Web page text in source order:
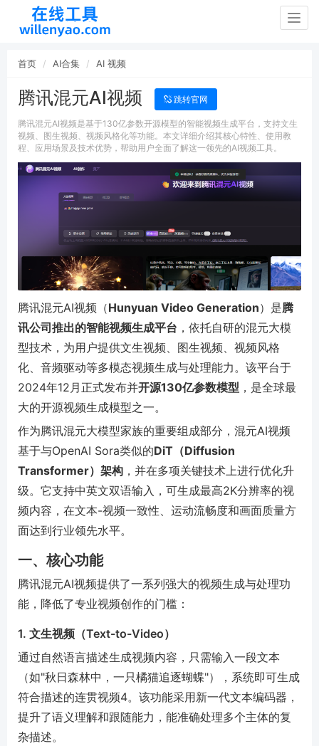
首页 AI合集 AI 视频
腾讯混元AI视频 跳转官网
腾讯混元AI视频是基于130亿参数开源模型的智能视频生成平台，支持文生
视频、图生视频、视频风格化等功能。本文详细介绍其核心特性、使用教
程、应用场景及技术优势，帮助用户全面了解这一领先的AI视频工具。
腾讯混元AI视频（Hunyuan Video Generation）是腾
讯公司推出的智能视频生成平台 ，依托自研的混元大模
型技术，为用户提供文生视频、图生视频、视频风格
化、音频驱动等多模态视频生成与处理能力。该平台于
2024年12月正式发布并开源130亿参数模型 ，是全球最
大的开源视频生成模型之一。
作为腾讯混元大模型家族的重要组成部分，混元AI视频
基于与OpenAI Sora类似的DiT（Diffusion
Transformer）架构 ，并在多项关键技术上进行优化升
级。它支持中英文双语输入，可生成最高2K分辨率的视
频内容，在文本-视频一致性、运动流畅度和画面质量方
面达到行业领先水平。
一、核心功能
腾讯混元AI视频提供了一系列强大的视频生成与处理功
能，降低了专业视频创作的门槛：
1. 文生视频（Text-to-Video）
通过自然语言描述生成视频内容，只需输入一段文本
（如"秋日森林中，一只橘猫追逐蝴蝶"），系统即可生成
符合描述的连贯视频4。该功能采用新一代文本编码器，
提升了语义理解和跟随能力，能准确处理多个主体的复
杂描述。